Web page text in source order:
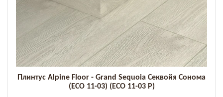
Плинтус Alpine Floor - Grand Sequoia Секвойя Сонома
(ECO 11-03) (ECO 11-03 P)